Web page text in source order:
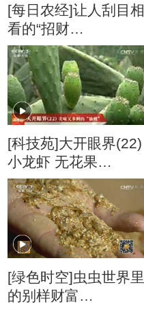
[每日农经]让人刮目相
看的“招财
鱼”(20160104)
[科技苑]大开眼界(22)
小龙虾 无花果
20160815
[绿色时空]虫虫世界里
的别样财富